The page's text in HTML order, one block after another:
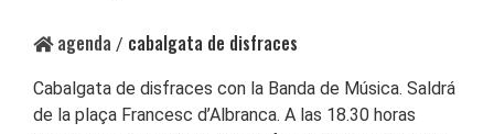
agenda / cabalgata de disfraces
Cabalgata de disfraces con la Banda de Música. Saldrá
de la plaça Francesc d’Albranca. A las 18.30 horas